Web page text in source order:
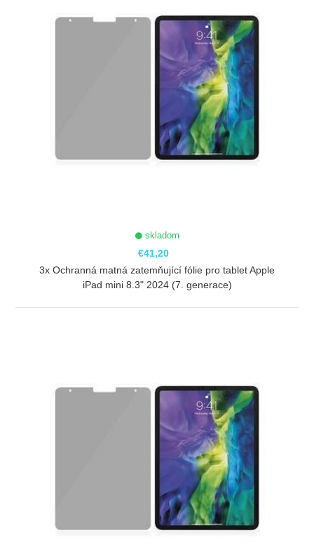
skladom
€41,20
3x Ochranná matná zatemňující fólie pro tablet Apple
iPad mini 8.3" 2024 (7. generace)